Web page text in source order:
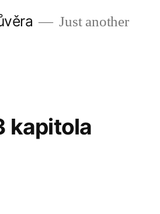
Just another
kapitola